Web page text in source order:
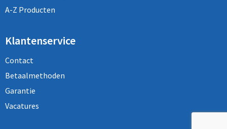
A-Z Producten
Klantenservice
Contact
Betaalmethoden
Garantie
Vacatures